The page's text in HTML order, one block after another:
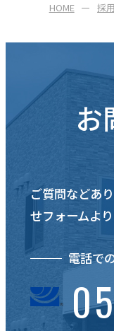
HOME 採
お
ご質問などあ
せフォームよ
電話で